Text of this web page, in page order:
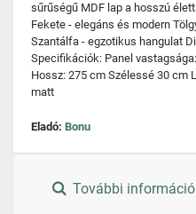
sűrűségű MDF lap a hosszú
Fekete - elegáns és modern
Szantálfa - egzotikus hangulat
Specifikációk: Panel
Hossz: 275 cm Szélessé 30 cm
matt
Eladó: Bonu
További